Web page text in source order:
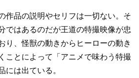
作品の説明やセリフは一切ない。 そ
ではあるのだが王道の特撮映像が忠
り、怪獣の動きからヒーローの動き
ことによって「アニメで味わう特撮
には出ている。